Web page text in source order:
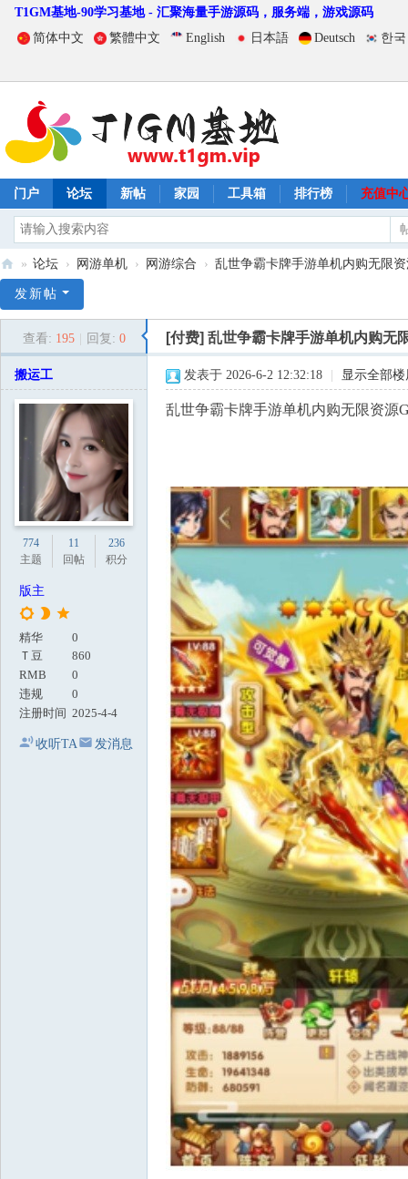
T1GM基地-90学习基地 - 汇聚海量手游源码，服务端，游戏源码
简体中文
繁體中文 English 日本語 Deutsch 한
门户 论坛 新帖 家园 工具箱 排行榜 充值中
1
» 论坛 › 网游单机 › 网游综合 › 乱世争霸卡牌手游单机内购无限
发新帖
查看: 195 回复: 0 [付费] 乱世争霸卡牌手游单机内购无
搬运工
774
主题
11
回帖
236
积分
版主
精华
0
Ｔ豆
860
RMB
0
违规
0
注册时间 2025-4-4
收听TA 发消息
发表于 2026-6-2 12:32:18 显示全部楼
乱世争霸卡牌手游单机内购无限资源